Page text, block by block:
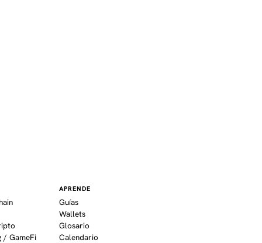
/ GameFi
APRENDE
Guías
Wallets
Glosario
Calendario